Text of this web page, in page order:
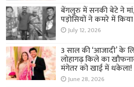
बेंगलुरु में सनकी बेटे ने
पड़ोसियों ने कमरे में
July 12, 2026
3 साल की ‘आजादी’ के
लोहागढ़ किले का
मंगेतर को खाई में धकेला!
June 28, 2026